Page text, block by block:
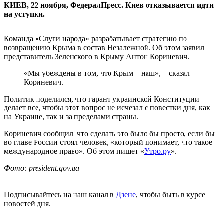
КИЕВ, 22 ноября, ФедералПресс. Киев отказывается идти
на уступки.
Команда «Слуги народа» разрабатывает стратегию по
возвращению Крыма в состав Незалежной. Об этом заявил
представитель Зеленского в Крыму Антон Кориневич.
«Мы убеждены в том, что Крым – наш», – сказал
Кориневич.
Политик поделился, что гарант украинской Конституции
делает все, чтобы этот вопрос не исчезал с повестки дня, как
на Украине, так и за пределами страны.
Кориневич сообщил, что сделать это было бы просто, если бы
во главе России стоял человек, «который понимает, что такое
международное право». Об этом пишет «Утро.ру».
Фото: president.gov.ua
Подписывайтесь на наш канал в Дзене, чтобы быть в курсе
новостей дня.